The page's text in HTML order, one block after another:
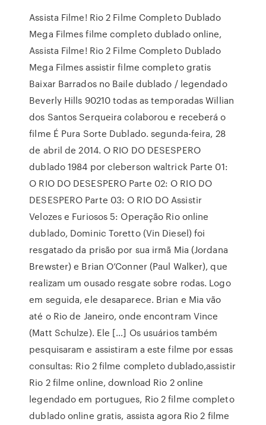
Assista Filme! Rio 2 Filme Completo Dublado
Mega Filmes filme completo dublado online,
Assista Filme! Rio 2 Filme Completo Dublado
Mega Filmes assistir filme completo gratis
Baixar Barrados no Baile dublado / legendado
Beverly Hills 90210 todas as temporadas Willian
dos Santos Serqueira colaborou e receberá o
filme É Pura Sorte Dublado. segunda-feira, 28
de abril de 2014. O RIO DO DESESPERO
dublado 1984 por cleberson waltrick Parte 01:
O RIO DO DESESPERO Parte 02: O RIO DO
DESESPERO Parte 03: O RIO DO Assistir
Velozes e Furiosos 5: Operação Rio online
dublado, Dominic Toretto (Vin Diesel) foi
resgatado da prisão por sua irmã Mia (Jordana
Brewster) e Brian O’Conner (Paul Walker), que
realizam um ousado resgate sobre rodas. Logo
em seguida, ele desaparece. Brian e Mia vão
até o Rio de Janeiro, onde encontram Vince
(Matt Schulze). Ele […] Os usuários também
pesquisaram e assistiram a este filme por essas
consultas: Rio 2 filme completo dublado,assistir
Rio 2 filme online, download Rio 2 online
legendado em portugues, Rio 2 filme completo
dublado online gratis, assista agora Rio 2 filme